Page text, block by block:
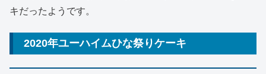
キだったようです。
2020年ユーハイムひな祭りケーキ